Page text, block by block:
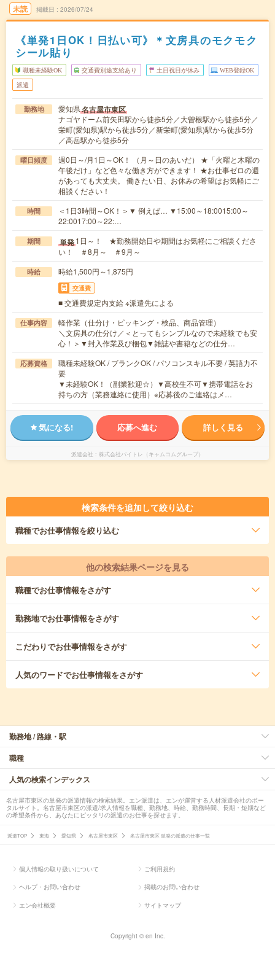
未読 掲載日 2026/07/24
《単発1日OK！日払い可》＊文房具のモクモク
シール貼り
職種未経験OK 交通費別途支給あり 土日祝日が休み WEB登録OK
派遣
勤務地 愛知県名古屋市東区
ナゴヤドーム前矢田駅から徒歩5分／大曽根駅から徒歩5分／
栄町(愛知県)駅から徒歩5分／新栄町(愛知県)駅から徒歩5分
／高岳駅から徒歩5分
曜日頻度
週0日～/月1日～OK！ （月～日のあいだ） ★「火曜と木曜の
午後だけ」など色々な働き方ができます！ ★お仕事ゼロの週
があっても大丈夫。 働きたい日、お休みの希望はお気軽にご
相談ください！
時間
＜1日3時間～OK！＞▼ 例えば… ▼15:00～18:0015:00～
22:0017:00～22:…
期間 単発1日～！ ★勤務開始日や期間はお気軽にご相談くださ
い！ ＃8月～ ＃9月～
時給 時給1,500円～1,875円
交通費
■ 交通費規定内支給 ※派遣先による
仕事内容
軽作業（仕分け・ピッキング・検品、商品管理）
＼文房具の仕分け／＜とってもシンプルなので未経験でも安
心！＞▼封入作業及び梱包▼雑誌や書籍などの仕分…
応募資格
職種未経験OK / ブランクOK / パソコンスキル不要 / 英語力不
要
▼未経験OK！（副業歓迎☆）▼高校生不可▼携帯電話をお
持ちの方（業務連絡に使用）※応募後のご連絡はメ…
気になる! 応募へ進む 詳しく見る
派遣会社 株式会社バイトレ（キャムコムグループ）
検索条件を追加して絞り込む
職種でお仕事情報を絞り込む
他の検索結果ページを見る
職種でお仕事情報をさがす
勤務地でお仕事情報をさがす
こだわりでお仕事情報をさがす
人気のワードでお仕事情報をさがす
勤務地 / 路線・駅
職種
人気の検索インデックス
名古屋市東区の単発の派遣情報の検索結果。エン派遣は、エンが運営する人材派遣会社のポー
タルサイト。名古屋市東区の派遣/求人情報を職種、勤務地、時給、勤務時間、長期・短期など
の希望条件から、あなたにピッタリの派遣のお仕事を探せます。
派遣TOP 東海 愛知県 名古屋市東区 名古屋市東区 単発の派遣の仕事一覧
個人情報の取り扱いについて ご利用規約
ヘルプ・お問い合わせ 掲載のお問い合わせ
エン会社概要 サイトマップ
Copyright © en Inc.